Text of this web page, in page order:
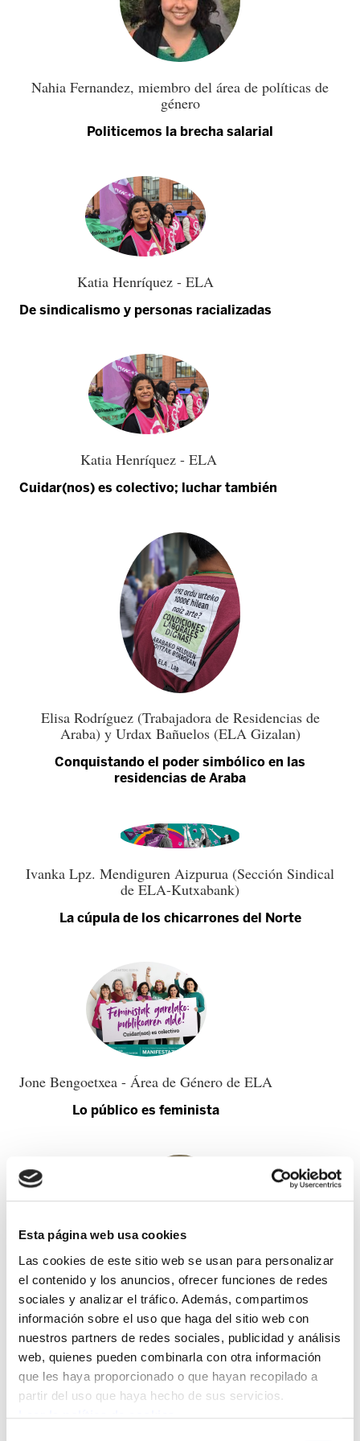
Esta página web usa cookies
Las cookies de este sitio web se usan para personalizar
el contenido y los anuncios, ofrecer funciones de redes
sociales y analizar el tráfico. Además, compartimos
información sobre el uso que haga del sitio web con
nuestros partners de redes sociales, publicidad y análisis
web, quienes pueden combinarla con otra información
que les haya proporcionado o que hayan recopilado a
partir del uso que haya hecho de sus servicios.
Nahia Fernandez, miembro del área de políticas de
género
Politicemos la brecha salarial
Katia Henríquez - ELA
De sindicalismo y personas racializadas
Katia Henríquez - ELA
Cuidar(nos) es colectivo; luchar también
Elisa Rodríguez (Trabajadora de Residencias de
Araba) y Urdax Bañuelos (ELA Gizalan)
Conquistando el poder simbólico en las
residencias de Araba
Ivanka Lpz. Mendiguren Aizpurua (Sección Sindical
de ELA-Kutxabank)
La cúpula de los chicarrones del Norte
Jone Bengoetxea - Área de Género de ELA
Lo público es feminista
Aintzane Orbegozo